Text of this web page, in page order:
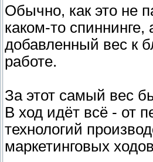
Обычно, как это не
каком-то
добавленный вес к
работе.
За этот самый вес
В ход идёт всё - от
технологий
маркетинговых